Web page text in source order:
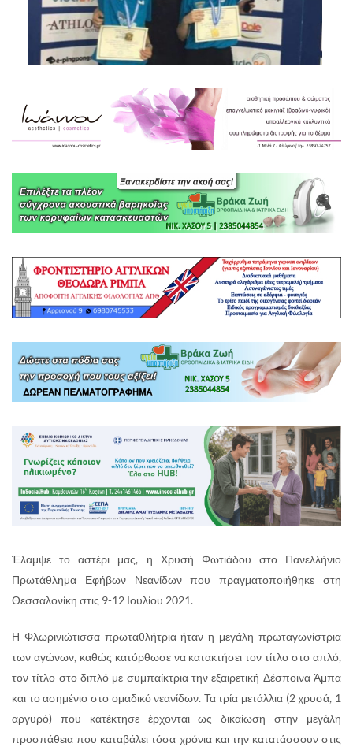
Έλαμψε το αστέρι μας, η Χρυσή Φωτιάδου στο Πανελλήνιο
Πρωτάθλημα Εφήβων Νεανίδων που πραγματοποιήθηκε στη
Θεσσαλονίκη στις 9-12 Ιουλίου 2021.
Η Φλωρινιώτισσα πρωταθλήτρια ήταν η μεγάλη πρωταγωνίστρια
των αγώνων, καθώς κατόρθωσε να κατακτήσει τον τίτλο στο απλό,
τον τίτλο στο διπλό με συμπαίκτρια την εξαιρετική Δέσποινα Άμπα
και το ασημένιο στο ομαδικό νεανίδων. Τα τρία μετάλλια (2 χρυσά, 1
αργυρό) που κατέκτησε έρχονται ως δικαίωση στην μεγάλη
προσπάθεια που καταβάλει τόσα χρόνια και την κατατάσσουν στις